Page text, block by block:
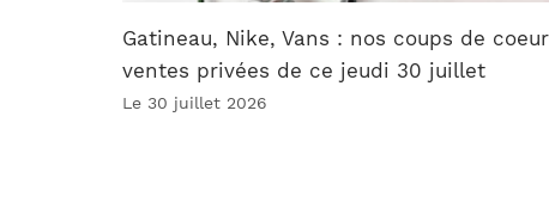
Gatineau, Nike, Vans : nos coups de coeur
ventes privées de ce jeudi 30 juillet
Le 30 juillet 2026